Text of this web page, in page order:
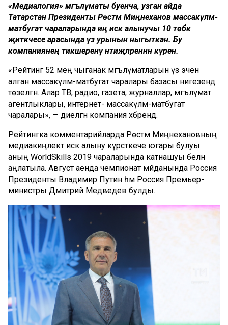
«Медиалогия» мәгълүматы буенча, узган айда
Татарстан Президенты Рөстәм Миңнеханов массакүләм-
матбугат чараларында иң искә алынучы 10 төбәк
җитәкчесе арасында үз урынын ныгыткан. Бу
компаниянең тикшеренү нәтиҗәләреннән күренә.
«Рейтинг 52 мең чыганак мәгълүматларын үз эченә
алган массакүләм-матбугат чаралары базасы нигезендә
төзелгән. Алар ТВ, радио, газета, журналлар, мәгълүмат
агентлыклары, интернет- массакүләм-матбугат
чаралары», — диелгән компания хәбәрендә.
Рейтингка комментарийларда Рөстәм Миңнехановның
медиакиңлектә искә алыну күрсәткече югары булуы
аның WorldSkills 2019 чараларында катнашуы белән
аңлатыла. Август аенда чемпионат мәйданында Россия
Президенты Владимир Путин һәм Россия Премьер-
министры Дмитрий Медведев булды.